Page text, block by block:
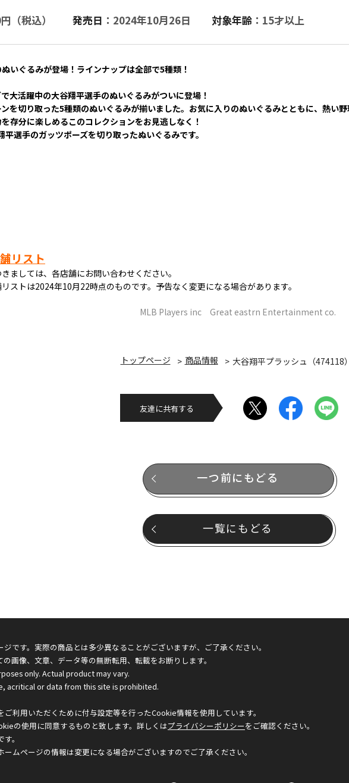
（税込） 発売日 ：2024年10月26日 対象年齢 ：15才以上
いぐるみが登場！ラインナップは全部で5種類！
大活躍中の大谷翔平選手のぬいぐるみがついに登場！
を切り取った5種類のぬいぐるみが揃いました。お気に入りのぬいぐるみとともに、熱い
存分に楽しめるこのコレクションをお見逃しなく！
選手のガッツポーズを切り取ったぬいぐるみです。
リスト
ましては、各店舗にお問い合わせください。
ストは2024年10月22時点のものです。予告なく変更になる場合があります。
MLB Players inc Great eastrn Entertainment co.
トップページ 商品情報 大谷翔平プラッシュ（474118）
友達に共有する
一つ前にもどる
一覧にもどる
です。実際の商品とは多少異なることがございますが、ご了承ください。
画像、文章、データ等の無断転用、転載をお断りします。
only. Actual product may vary.
acritical or data from this site is prohibited.
利用いただくために付与設定等を行ったCookie情報を使用しています。
の使用に同意するものと致します。詳しくはプライバシーポリシーをご確認ください。
。
ムページの情報は変更になる場合がございますのでご了承ください。